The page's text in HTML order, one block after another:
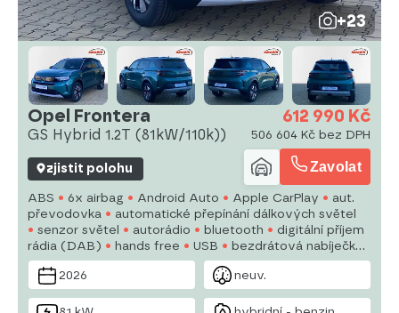
+23
Opel Frontera
GS Hybrid 1.2T (81kW/110k))
612 990 Kč
506 604 Kč bez DPH
zjistit polohu Zavolat
ABS 6x airbag Android Auto Apple CarPlay
aut.
převodovka
automatické přepínání dálkových světel
senzor světel
autorádio bluetooth
digitální příjem
rádia (DAB)
hands free USB
bezdrátová nabíječka
mobilních telefonů
dělená zadní sedadla
denní
svícení2026 neuv.